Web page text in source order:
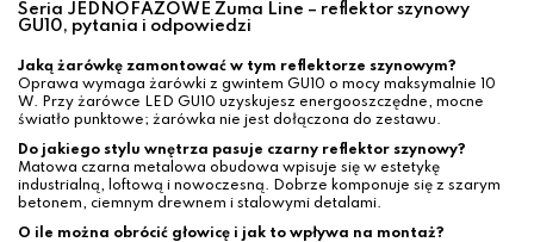
Seria JEDNOFAZOWE Zuma Line – reflektor szynowy
GU10, pytania i odpowiedzi
Jaką żarówkę zamontować w tym reflektorze szynowym?
Oprawa wymaga żarówki z gwintem GU10 o mocy maksymalnie 10
W. Przy żarówce LED GU10 uzyskujesz energooszczędne, mocne
światło punktowe; żarówka nie jest dołączona do zestawu.
Do jakiego stylu wnętrza pasuje czarny reflektor szynowy?
Matowa czarna metalowa obudowa wpisuje się w estetykę
industrialną, loftową i nowoczesną. Dobrze komponuje się z szarym
betonem, ciemnym drewnem i stalowymi detalami.
O ile można obrócić głowicę i jak to wpływa na montaż?